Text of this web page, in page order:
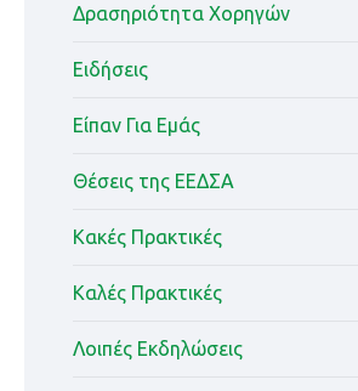
Δρασηριότητα Χορηγών
Ειδήσεις
Είπαν Για Εμάς
Θέσεις της ΕΕΔΣΑ
Κακές Πρακτικές
Καλές Πρακτικές
Λοιπές Εκδηλώσεις